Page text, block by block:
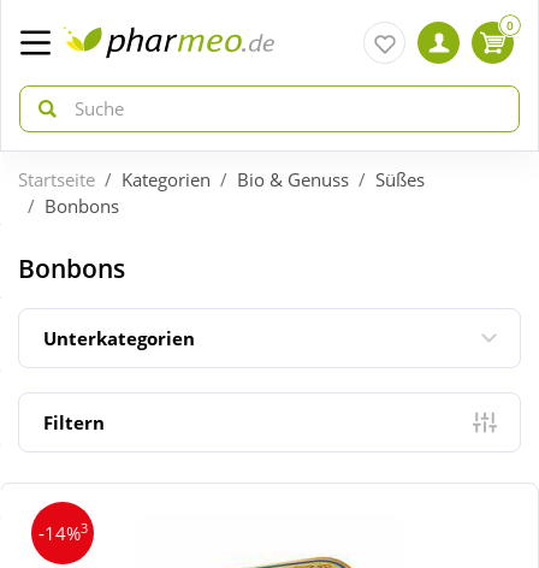
zurück
ÜBERSICHT AKTIONEN
Aktuelle Coupons
Neuheiten
Sale
zurück
ÜBERSICHT KATEGORIEN
Arzneimittel
Diabetes
Körperpflege & Kosmetik
0
Startseite Kategorien Bio & Genuss
Süßes
Bonbons
Bonbons
Unterkategorien
Filtern
-14%3